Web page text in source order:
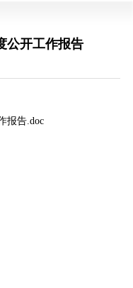
公开工作报告
报告.doc